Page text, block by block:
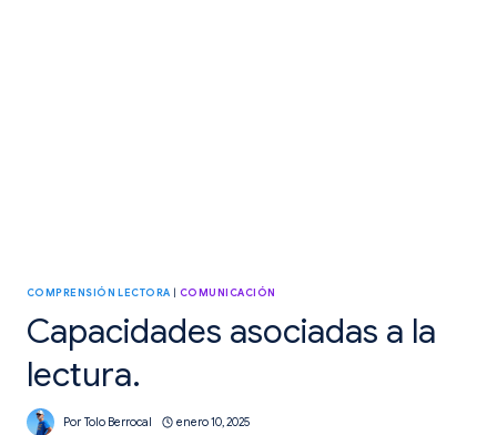
COMPRENSIÓN LECTORA |COMUNICACIÓN
Capacidades asociadas a la
lectura.
Por Tolo Berrocal enero 10, 2025